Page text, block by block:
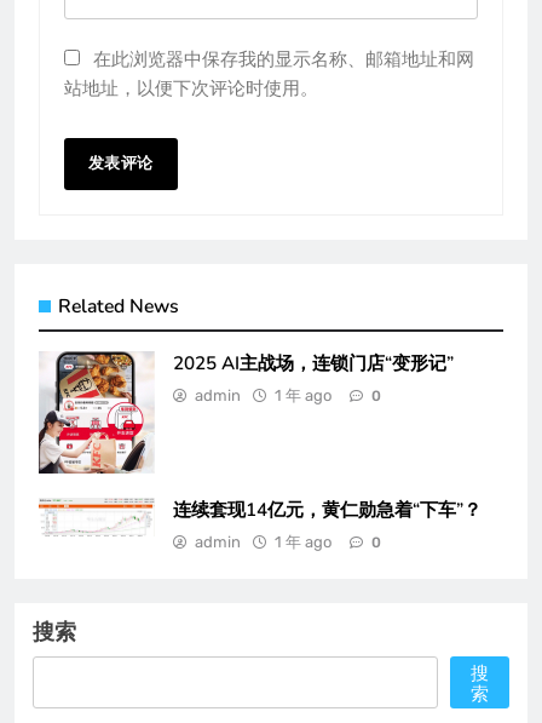
在此浏览器中保存我的显示名称、邮箱地址和网
站地址，以便下次评论时使用。
Related News
2025 AI主战场，连锁门店“变形记”
admin 1 年 ago 0
连续套现14亿元，黄仁勋急着“下车”？
admin 1 年 ago 0
搜索
搜
索